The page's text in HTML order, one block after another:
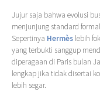
Jujur saja bahwa evolusi
menjunjung standard
Sepertinya Hermès lebih
yang terbukti sanggup
diperagaan di Paris bulan
lengkap jika tidak disertai
lebih segar.